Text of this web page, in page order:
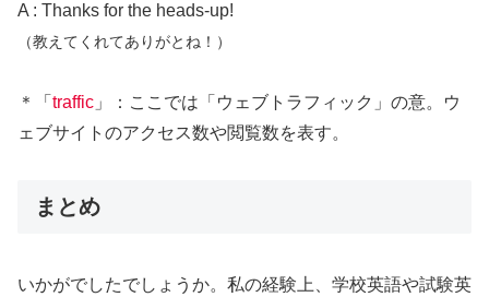
A : Thanks for the heads-up!
（教えてくれてありがとね！）
＊「 traffic 」：ここでは「ウェブトラフィック」の意。ウ
ェブサイトのアクセス数や閲覧数を表す。
まとめ
いかがでしたでしょうか。私の経験上、学校英語や試験英